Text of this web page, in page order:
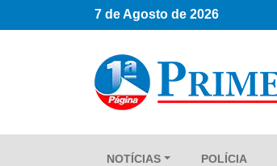
7 de Agosto de 2026
NOTÍCIAS POLÍCIA